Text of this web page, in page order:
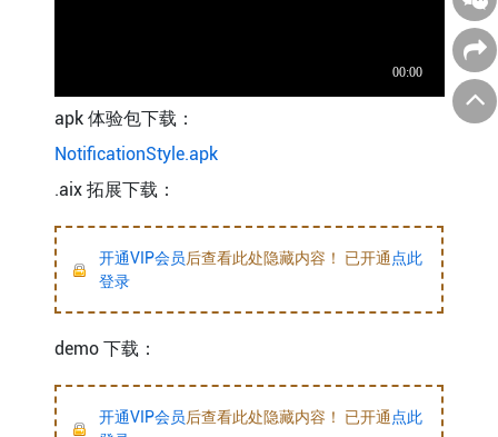
apk 体验包下载：
NotificationStyle.apk
.aix 拓展下载：
开通VIP会员后查看此处隐藏内容！ 已开通 点此
登录
demo 下载：
开通VIP会员后查看此处隐藏内容！ 已开通 点此